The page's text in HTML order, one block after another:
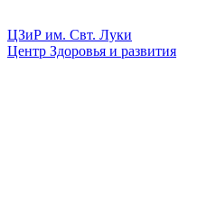
ЦЗиР им. Свт. Луки
Центр Здоровья и развития